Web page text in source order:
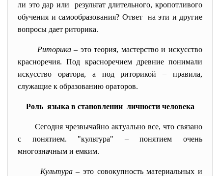
ли это дар или результат длительного, кропотливого
обучения и самообразования? Ответ на эти и другие
вопросы дает риторика.
Риторика– это теория, мастерство и искусство
красноречия. Под красноречием древние понимали
искусство оратора, а под риторикой – правила,
служащие к образованию ораторов.
Роль языка в становлении личности человека
Сегодня чрезвычайно актуально все, что связано
с понятием. "культура" – понятием очень
многозначным и емким.
Культура– это совокупность материальных и